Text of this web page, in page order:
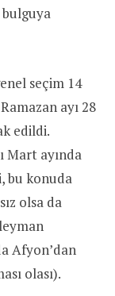
bulguya
seçim 14
ayı 28
edildi.
Mart ayında
bu konuda
olsa da
Afyon’dan
olası).